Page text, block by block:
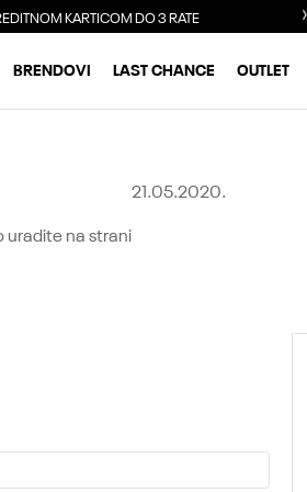
KARTICOM DO 3 RATE
BRENDOVI LAST CHANCE OUTLET
21.05.2020.
uradite na strani